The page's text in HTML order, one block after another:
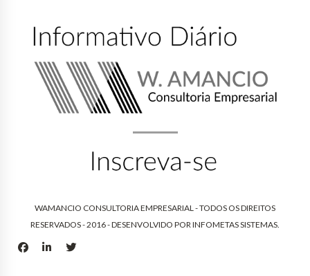
WAMANCIO CONSULTORIA EMPRESARIAL - TODOS OS DIREITOS
RESERVADOS - 2016 - DESENVOLVIDO PORINFOMETAS SISTEMAS.